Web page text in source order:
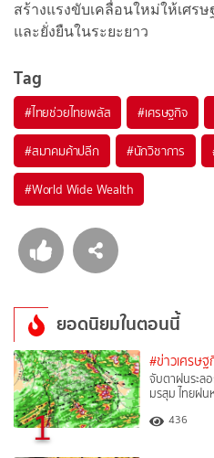
สร้างแรงขับเคลื่อนใหม่ให้เศร
และยั่งยืนในระยะยาว
Tag
#ไทยช่วยไทยพลัส #เศรษฐกิจ
#สมาคมค้าปลีก #นักวิชาการ
#World Wide Wealth
ยอดนิยมในตอนนี้
1
#ข่าวเศรษฐ
จับตาฝนระล
มรสุม ไทยฝน
436